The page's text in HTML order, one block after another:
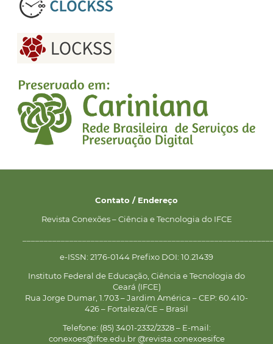
Contato / Endereço
Revista Conexões – Ciência e Tecnologia do IFCE
e-ISSN: 2176-0144 Prefixo DOI: 10.21439
Instituto Federal de Educação, Ciência e Tecnologia do
Ceará (IFCE)
Rua Jorge Dumar, 1.703 – Jardim América – CEP: 60.410-
426 – Fortaleza/CE – Brasil
Telefone: (85) 3401-2332/2328 – E-mail:
conexoes@ifce.edu.br @revista.conexoesifce